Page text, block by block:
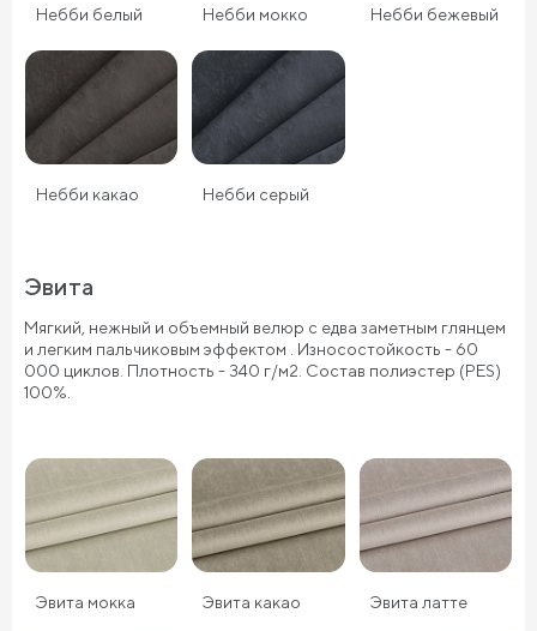
Небби белый Небби мокко Небби бежевый
Небби какао Небби серый
Эвита
Мягкий, нежный и объемный велюр с едва заметным глянцем
и легким пальчиковым эффектом . Износостойкость - 60
000 циклов. Плотность - 340 г/м2. Состав полиэстер (PES)
100%.
Эвита мокка Эвита какао Эвита латте